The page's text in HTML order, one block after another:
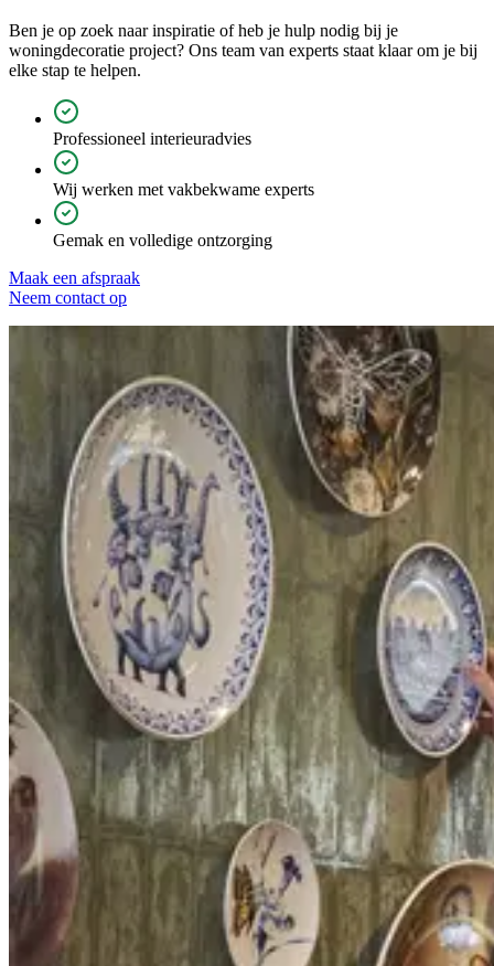
Ben je op zoek naar inspiratie of heb je hulp nodig bij je
woningdecoratie project? Ons team van experts staat klaar om je bij
elke stap te helpen.
Professioneel interieuradvies
Wij werken met vakbekwame experts
Gemak en volledige ontzorging
Maak een afspraak
Neem contact op